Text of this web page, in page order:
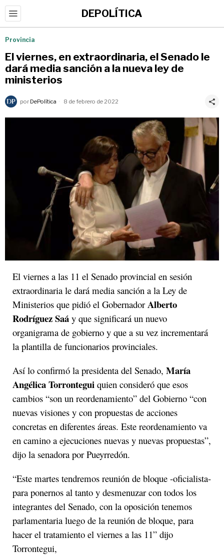
DEPOLÍTICA
Provincia
El viernes, en extraordinaria, el Senado le
dará media sanción a la nueva ley de
ministerios
por DePolítica 8 de febrero de 2022
El viernes a las 11 el Senado provincial en sesión
extraordinaria le dará media sanción a la Ley de
Ministerios que pidió el Gobernador Alberto
Rodríguez Saá y que significará un nuevo
organigrama de gobierno y que a su vez incrementará
la plantilla de funcionarios provinciales.
Así lo confirmó la presidenta del Senado, María
Angélica Torrontegui quien consideró que esos
cambios “son un reordenamiento” del Gobierno “con
nuevas visiones y con propuestas de acciones
concretas en diferentes áreas. Este reordenamiento va
en camino a ejecuciones nuevas y nuevas propuestas”,
dijo la senadora por Pueyrredón.
“Este martes tendremos reunión de bloque -oficialista-
para ponernos al tanto y desmenuzar con todos los
integrantes del Senado, con la oposición tenemos
parlamentaria luego de la reunión de bloque, para
hacer el tratamiento el viernes a las 11” dijo
Torrontegui,